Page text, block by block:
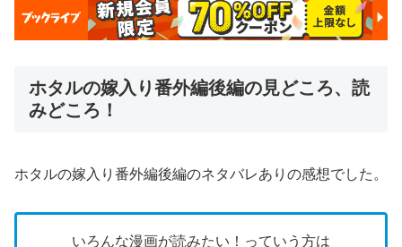
ホタルの嫁入り番外編後編の見どころ、読
みどころ！
ホタルの嫁入り番外編後編のネタバレありの感想でした。
いろんな漫画が読みたい！っていう方は